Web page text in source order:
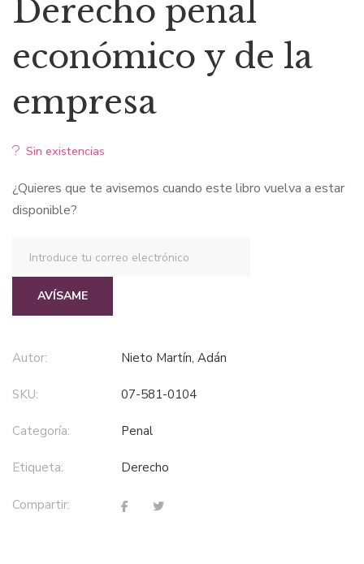
original
era:
$97,13.
actual
es:
Derecho penal
económico y de la
empresa
Sin existencias
¿Quieres que te avisemos cuando este libro vuelva a estar
disponible?
AVÍSAME
Autor: Nieto Martín, Adán
SKU: 07-581-0104
Categoría: penal
Etiqueta: derecho
Compartir: